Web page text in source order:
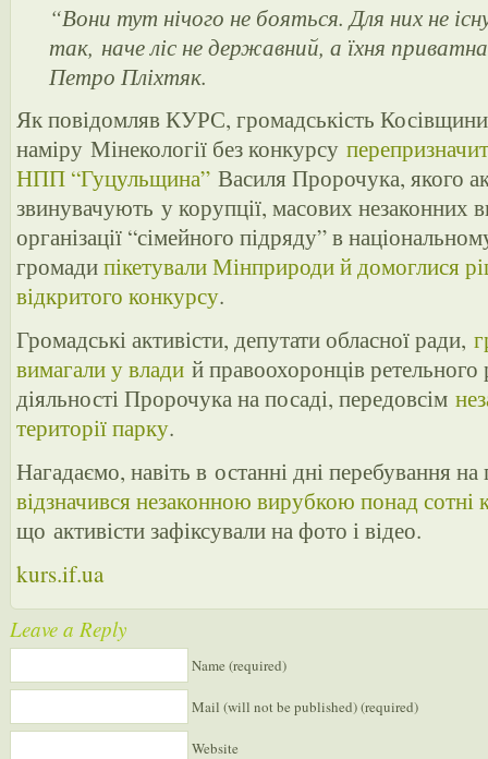
“Вони тут нічого не бояться. Для них не
так, наче ліс не державний, а їхня
Петро Пліхтяк.
Як повідомляв КУРС, громадськість
наміру Мінекології без конкурсу
НПП “Гуцульщина” Василя Пророчука, якого
звинувачують у корупції, масових незаконних
організації “сімейного підряду” в
громадипікетували Мінприроди й домоглися
відкритого конкурсу.
Громадські активісти, депутати обласної ради,
вимагали у влади й правоохоронців ретельного
діяльності Пророчука на посаді, передовсім
території парку.
Нагадаємо, навіть в останні дні перебування
відзначився незаконною вирубкою понад сотні
що активісти зафіксували на фото і відео.
kurs.if.ua
Leave a Reply
Name (required)
Mail (will not be published) (required)
Website